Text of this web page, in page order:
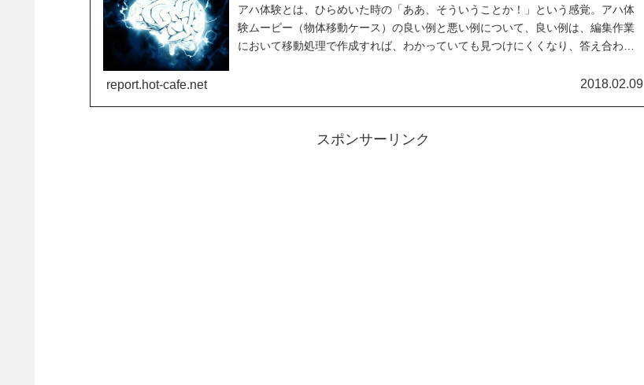
アハ体験とは、ひらめいた時の「ああ、そういうことか！」という感覚。アハ体
験ムービー（物体移動ケース）の良い例と悪い例について、良い例は、編集作業
において移動処理で作成すれば、わかっていても見つけにくくなり、答え合わせ
report.hot-cafe.net 2018.02.09
スポンサーリンク